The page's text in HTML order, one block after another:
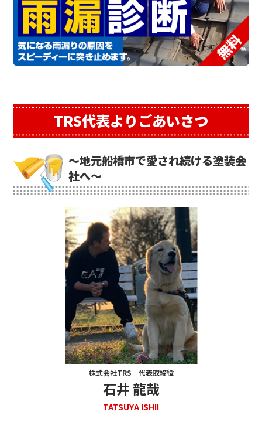
TRS代表よりごあいさつ
～地元船橋市で愛され続ける塗装会
社へ～
株式会社TRS 代表取締役
石井 龍哉
TATSUYA ISHII